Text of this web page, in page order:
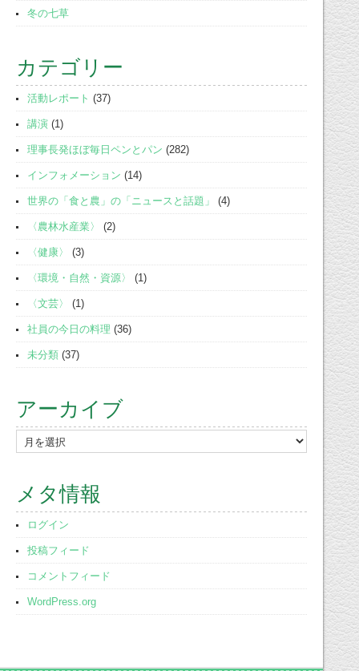
冬の七草
カテゴリー
活動レポート (37)
講演 (1)
理事長発ほぼ毎日ペンとパン (282)
インフォメーション (14)
世界の「食と農」の「ニュースと話題」 (4)
〈農林水産業〉 (2)
〈健康〉 (3)
〈環境・自然・資源〉 (1)
〈文芸〉 (1)
社員の今日の料理 (36)
未分類 (37)
アーカイブ
ー
イ
ブ
メタ情報
ログイン
投稿フィード
コメントフィード
WordPress.org